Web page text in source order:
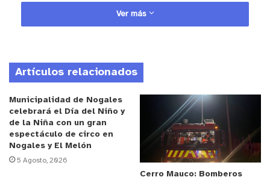
Ver más
Artículos relacionados
Municipalidad de Nogales
celebrará el Día del Niño y
de la Niña con un gran
espectáculo de circo en
Nogales y El Melón
5 Agosto, 2026
Cerro Mauco: Bomberos